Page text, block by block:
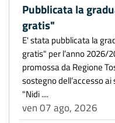
Pubblicata la
gratis"
E' stata pubblicata la
gratis" per l’anno 2026/
promossa da Regione
sostegno dell’accesso
"Nidi ....
ven 07 ago, 2026